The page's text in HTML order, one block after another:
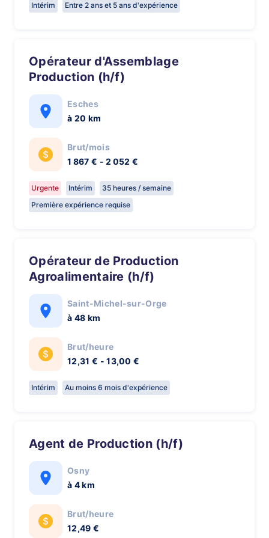
Intérim Entre 2 ans et 5 ans d'expérience
Opérateur d'Assemblage
Production (h/f)
Esches
à 20 km
Brut/mois
1 867 € - 2 052 €
Urgente Intérim
35 heures / semaine
Première expérience requise
Opérateur de Production
Agroalimentaire (h/f)
Saint-Michel-sur-Orge
à 48 km
Brut/heure
12,31 € - 13,00 €
Intérim Au moins 6 mois d'expérience
Agent de Production (h/f)
Osny
à 4 km
Brut/heure
12,49 €